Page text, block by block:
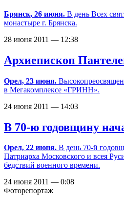
Брянск, 26 июня. В день Всех
монастыре г. Брянска.
28 июня 2011 — 12:38
Архиепископ
Орел, 23 июня.
в Мегакомплексе «ГРИНН».
24 июня 2011 — 14:03
В 70-ю годовщину
Орел, 22 июня. В день 70-й
Патриарха Московского и всея
бедствий военного времени.
24 июня 2011 — 0:08
Фоторепортаж